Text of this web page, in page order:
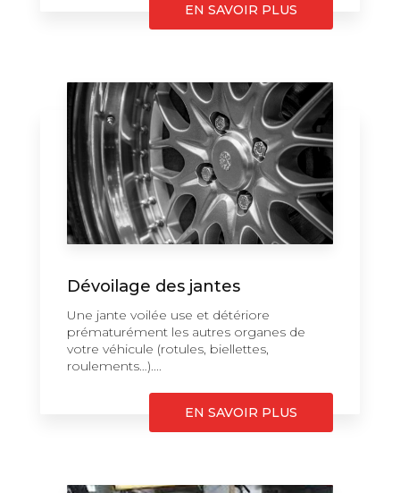
EN SAVOIR PLUS
Dévoilage des jantes
Une jante voilée use et détériore
prématurément les autres organes de
votre véhicule (rotules, biellettes,
roulements…)....
EN SAVOIR PLUS